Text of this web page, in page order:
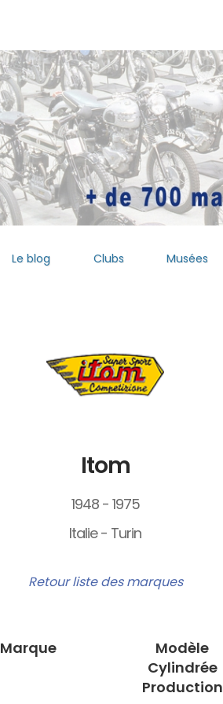
Le blog Clubs Musées
Itom
1948 - 1975
Italie - Turin
Retour liste des marques
Marque
Modèle
Cylindrée
Production